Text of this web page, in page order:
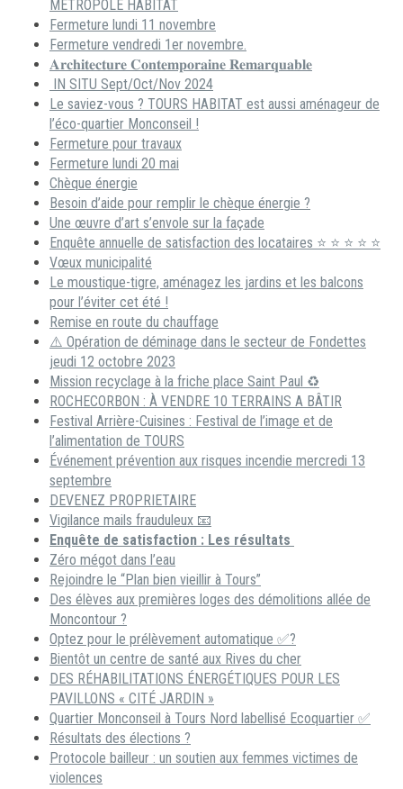
METROPOLE HABITAT
Fermeture lundi 11 novembre
Fermeture vendredi 1er novembre.
𝐀𝐫𝐜𝐡𝐢𝐭𝐞𝐜𝐭𝐮𝐫𝐞 𝐂𝐨𝐧𝐭𝐞𝐦𝐩𝐨𝐫𝐚𝐢𝐧𝐞 𝐑𝐞𝐦𝐚𝐫𝐪𝐮𝐚𝐛𝐥𝐞
IN SITU Sept/Oct/Nov 2024
Le saviez-vous ? TOURS HABITAT est aussi aménageur de
l’éco-quartier Monconseil !
Fermeture pour travaux
Fermeture lundi 20 mai
Chèque énergie
Besoin d’aide pour remplir le chèque énergie ?
Une œuvre d’art s’envole sur la façade
Enquête annuelle de satisfaction des locataires ⭐ ⭐ ⭐ ⭐ ⭐
Vœux municipalité
Le moustique-tigre, aménagez les jardins et les balcons
pour l’éviter cet été !
Remise en route du chauffage
⚠️ Opération de déminage dans le secteur de Fondettes
jeudi 12 octobre 2023
Mission recyclage à la friche place Saint Paul ♻️
ROCHECORBON : À VENDRE 10 TERRAINS A BÂTIR
Festival Arrière-Cuisines : Festival de l’image et de
l’alimentation de TOURS
Événement prévention aux risques incendie mercredi 13
septembre
DEVENEZ PROPRIETAIRE
Vigilance mails frauduleux 📧
Enquête de satisfaction : Les résultats
Zéro mégot dans l’eau
Rejoindre le “Plan bien vieillir à Tours”
Des élèves aux premières loges des démolitions allée de
Moncontour ?
Optez pour le prélèvement automatique ✅?
Bientôt un centre de santé aux Rives du cher
DES RÉHABILITATIONS ÉNERGÉTIQUES POUR LES
PAVILLONS « CITÉ JARDIN »
Quartier Monconseil à Tours Nord labellisé Ecoquartier ✅
Résultats des élections ?
Protocole bailleur : un soutien aux femmes victimes de
violences